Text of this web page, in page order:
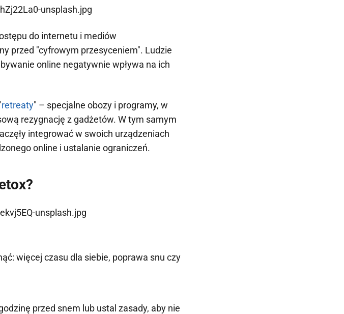
do internetu i mediów
przed "cyfrowym przesyceniem". Ludzie
online negatywnie wpływa na ich
retreaty" – specjalne obozy i programy, w
rezygnację z gadżetów. W tym samym
integrować w swoich urządzeniach
online i ustalanie ograniczeń.
więcej czasu dla siebie, poprawa snu czy
przed snem lub ustal zasady, aby nie